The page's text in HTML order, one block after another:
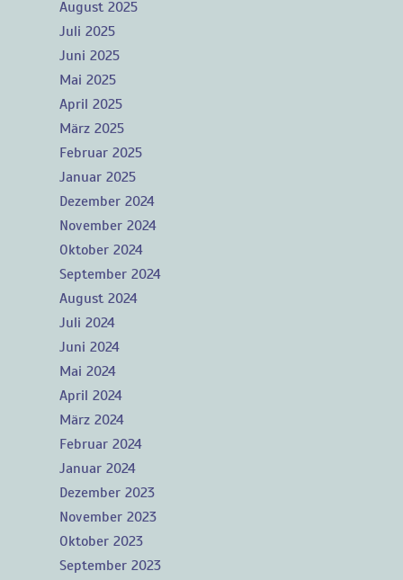
August 2025
Juli 2025
Juni 2025
Mai 2025
April 2025
März 2025
Februar 2025
Januar 2025
Dezember 2024
November 2024
Oktober 2024
September 2024
August 2024
Juli 2024
Juni 2024
Mai 2024
April 2024
März 2024
Februar 2024
Januar 2024
Dezember 2023
November 2023
Oktober 2023
September 2023